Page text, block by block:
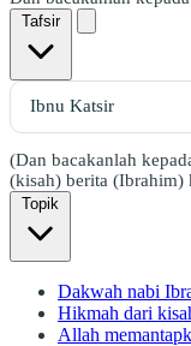
Tafsir
(Dan bacakanlah
(kisah) berita (Ibrahim)
Topik
Dakwah nabi
Hikmah dari
Allah